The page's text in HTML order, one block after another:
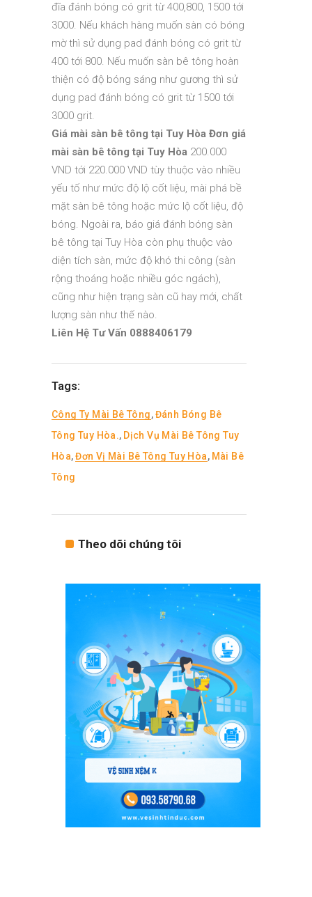
đĩa đánh bóng có grit từ 400,800, 1500 tới
3000. Nếu khách hàng muốn sàn có bóng
mờ thì sử dụng pad đánh bóng có grit từ
400 tới 800. Nếu muốn sàn bê tông hoàn
thiện có độ bóng sáng như gương thì sử
dụng pad đánh bóng có grit từ 1500 tới
3000 grit.
Giá mài sàn bê tông tại Tuy Hòa Đơn giá
mài sàn bê tông tại Tuy Hòa 200.000
VND tới 220.000 VND tùy thuộc vào nhiều
yếu tố như mức độ lộ cốt liệu, mài phá bề
mặt sàn bê tông hoặc mức lộ cốt liệu, độ
bóng. Ngoài ra, báo giá đánh bóng sàn
bê tông tại Tuy Hòa còn phụ thuộc vào
diện tích sàn, mức độ khó thi công (sàn
rộng thoáng hoặc nhiều góc ngách),
cũng như hiện trạng sàn cũ hay mới, chất
lượng sàn như thế nào.
Liên Hệ Tư Vấn 0888406179
Tags:
Công Ty Mài Bê Tông, Đánh Bóng Bê
Tông Tuy Hòa., Dịch Vụ Mài Bê Tông Tuy
Hòa, Đơn Vị Mài Bê Tông Tuy Hòa, Mài Bê
Tông
Theo dõi chúng tôi